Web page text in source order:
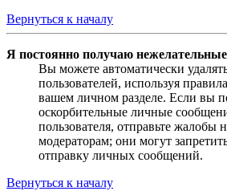
Вернуться к началу
Я постоянно получаю
Вы можете автоматически
пользователей, используя
вашем личном разделе. Если вы
оскорбительные личные
пользователя, отправьте жалобы
модераторам; они могут
отправку личных сообщений.
Вернуться к началу